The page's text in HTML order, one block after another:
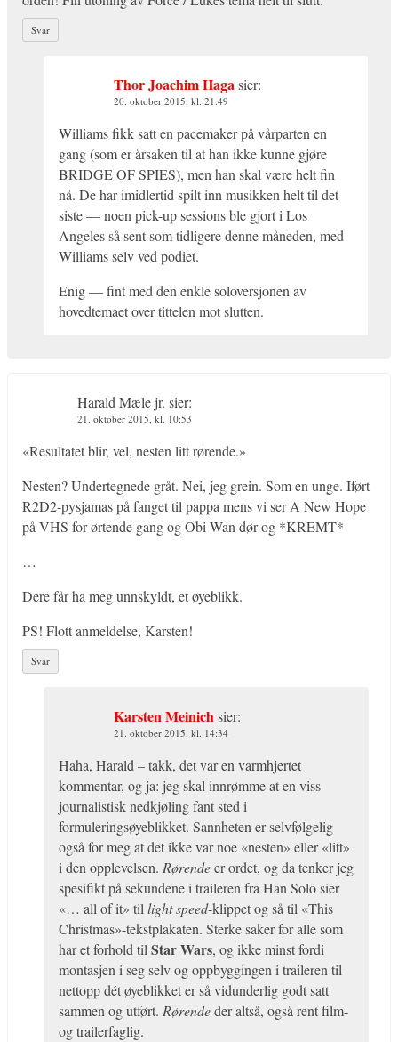
Svar
Thor Joachim Hagasier:
20. oktober 2015, kl. 21:49
Williams fikk satt en pacemaker på vårparten en
gang (som er årsaken til at han ikke kunne gjøre
BRIDGE OF SPIES), men han skal være helt fin
nå. De har imidlertid spilt inn musikken helt til det
siste — noen pick-up sessions ble gjort i Los
Angeles så sent som tidligere denne måneden, med
Williams selv ved podiet.
Enig — fint med den enkle soloversjonen av
hovedtemaet over tittelen mot slutten.
Harald Mæle jr. sier:
21. oktober 2015, kl. 10:53
«Resultatet blir, vel, nesten litt rørende.»
Nesten? Undertegnede gråt. Nei, jeg grein. Som en unge. Iført
R2D2-pysjamas på fanget til pappa mens vi ser A New Hope
på VHS for ørtende gang og Obi-Wan dør og *KREMT*
…
Dere får ha meg unnskyldt, et øyeblikk.
PS! Flott anmeldelse, Karsten!
Svar
Karsten Meinichsier:
21. oktober 2015, kl. 14:34
Haha, Harald – takk, det var en varmhjertet
kommentar, og ja: jeg skal innrømme at en viss
journalistisk nedkjøling fant sted i
formuleringsøyeblikket. Sannheten er selvfølgelig
også for meg at det ikke var noe «nesten» eller «litt»
i den opplevelsen. Rørendeer ordet, og da tenker jeg
spesifikt på sekundene i traileren fra Han Solo sier
«… all of it» tillight speed-klippet og så til «This
Christmas»-tekstplakaten. Sterke saker for alle som
har et forhold tilStar Wars, og ikke minst fordi
montasjen i seg selv og oppbyggingen i traileren til
nettopp dét øyeblikket er så vidunderlig godt satt
sammen og utført. Rørendeder altså, også rent film-
og trailerfaglig.